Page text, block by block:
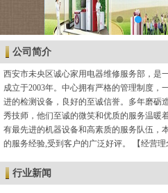
公司简介
西安市未央区诚心家用电器维修服务部，是
成立于2003年。中心拥有严格的管理制度，
进的检测设备，良好的至诚信誉。多年磨砺
秀技师，他们至诚的微笑和优质的服务温暖
有最先进的机器设备和高素质的服务队伍，
的服务经验,受到客户的广泛好评。 【经营
行业新闻